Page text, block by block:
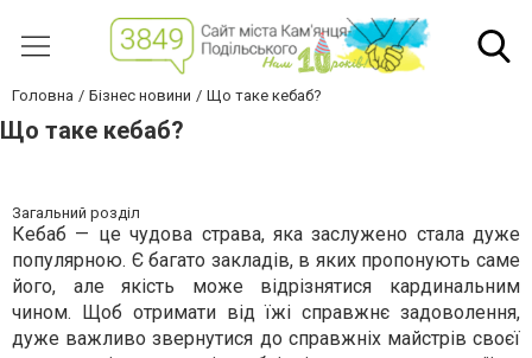
Головна Бізнес новини Що таке кебаб?
Що таке кебаб?
Загальний розділ
Кебаб — це чудова страва, яка заслужено стала дуже
популярною. Є багато закладів, в яких пропонують саме
його, але якість може відрізнятися кардинальним
чином. Щоб отримати від їжі справжнє задоволення,
дуже важливо звернутися до справжніх майстрів своєї